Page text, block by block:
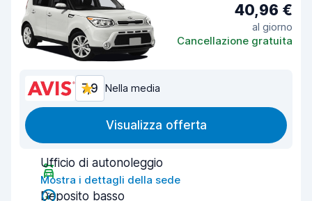
40,96 €
al giorno
Cancellazione gratuita
7,9 Nella media
Visualizza offerta
Ufficio di autonoleggio
Mostra i dettagli della sede
Deposito basso